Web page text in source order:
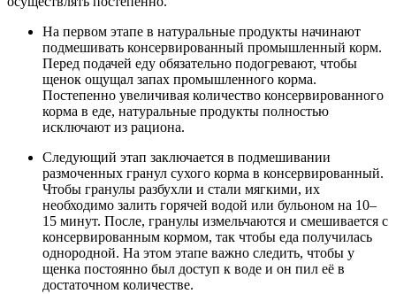
На первом этапе в натуральные продукты начинают
подмешивать консервированный промышленный корм.
Перед подачей еду обязательно подогревают, чтобы
щенок ощущал запах промышленного корма.
Постепенно увеличивая количество консервированного
корма в еде, натуральные продукты полностью
исключают из рациона.
Следующий этап заключается в подмешивании
размоченных гранул сухого корма в консервированный.
Чтобы гранулы разбухли и стали мягкими, их
необходимо залить горячей водой или бульоном на 10–
15 минут. После, гранулы измельчаются и смешивается с
консервированным кормом, так чтобы еда получилась
однородной. На этом этапе важно следить, чтобы у
щенка постоянно был доступ к воде и он пил её в
достаточном количестве.